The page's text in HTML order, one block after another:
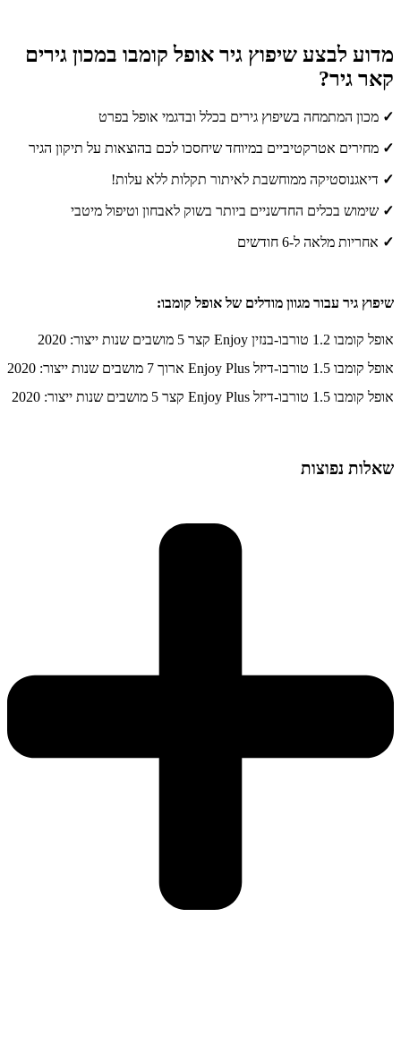
מדוע לבצע שיפוץ גיר אופל קומבו במכון גירים
קאר גיר?
✓ מכון המתמחה בשיפוץ גירים בכלל ובדגמי אופל בפרט
✓ מחירים אטרקטיביים במיוחד שיחסכו לכם בהוצאות על תיקון הגיר
✓ דיאגנוסטיקה ממוחשבת לאיתור תקלות ללא עלות!
✓ שימוש בכלים החדשניים ביותר בשוק לאבחון וטיפול מיטבי
✓ אחריות מלאה ל-6 חודשים
שיפוץ גיר עבור מגוון מודלים של אופל קומבו:
אופל קומבו 1.2 טורבו-בנזין Enjoy קצר 5 מושבים שנות ייצור: 2020
אופל קומבו 1.5 טורבו-דיזל Enjoy Plus ארוך 7 מושבים שנות ייצור: 2020
אופל קומבו 1.5 טורבו-דיזל Enjoy Plus קצר 5 מושבים שנות ייצור: 2020
שאלות נפוצות